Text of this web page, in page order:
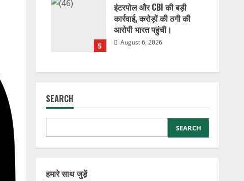
5
इंटरपोल और CBI की बड़ी
कार्रवाई, करोड़ों की ठगी की
आरोपी भारत पहुंची।
August 6, 2026
SEARCH
SEARCH
हमारे साथ जुड़ें